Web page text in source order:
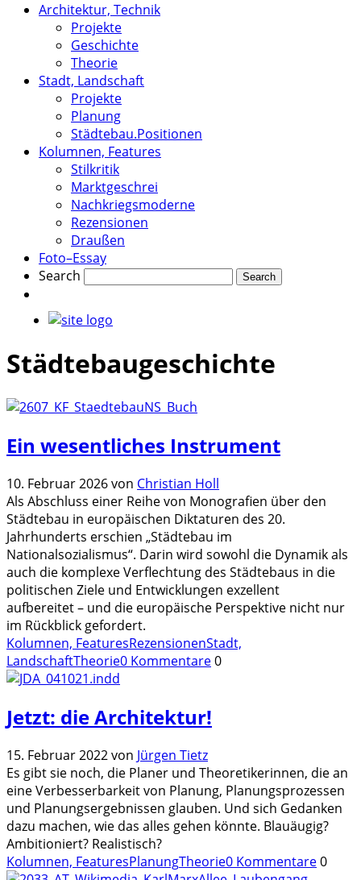
Architektur, Technik
Projekte
Geschichte
Theorie
Stadt, Landschaft
Projekte
Planung
Städtebau.Positionen
Kolumnen, Features
Stilkritik
Marktgeschrei
Nachkriegsmoderne
Rezensionen
Draußen
Foto–Essay
Search
Städtebaugeschichte
Ein wesentliches Instrument
10. Februar 2026von Christian Holl
Als Abschluss einer Reihe von Monografien über den
Städtebau in europäischen Diktaturen des 20.
Jahrhunderts erschien „Städtebau im
Nationalsozialismus“. Darin wird sowohl die Dynamik als
auch die komplexe Verflechtung des Städtebaus in die
politischen Ziele und Entwicklungen exzellent
aufbereitet – und die europäische Perspektive nicht nur
im Rückblick gefordert.
Kolumnen, FeaturesRezensionenStadt,
LandschaftTheorie0 Kommentare0
Jetzt: die Architektur!
15. Februar 2022von Jürgen Tietz
Es gibt sie noch, die Planer und Theoretikerinnen, die an
eine Verbesserbarkeit von Planung, Planungsprozessen
und Planungsergebnissen glauben. Und sich Gedanken
dazu machen, wie das alles gehen könnte. Blauäugig?
Ambitioniert? Realistisch?
Kolumnen, FeaturesPlanungTheorie0 Kommentare0